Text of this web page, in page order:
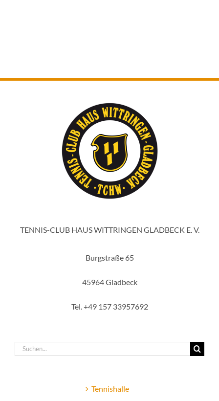
TENNIS-CLUB HAUS WITTRINGEN GLADBECK E. V.
Burgstraße 65
45964 Gladbeck
Tel. +49 157 33957692
Suche
Tennishalle